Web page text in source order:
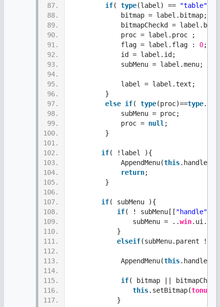
87.
88.
89.
90.
91.
92.
93.
94.
95.
96.
97.
98.
99.
100.
101.
102.
103.
104.
105.
106.
107.
108.
109.
110.
111.
112.
113.
114.
115.
116.
117.
if( type(label) == "table"
             bitmap = label.bitmap;
bitmapCheckd =
             proc = label.proc ;
             flag = label.flag :
0;
             id = label.id;
             subMenu = label.menu;
             label = label.text;
         }
else if( type(proc)==type.
             subMenu = proc;
             proc =
null ;
         }
if( !label ){
             AppendMenu(
this
return;
         }
if( subMenu ){
if( ! subMenu[[ "handle"
                subMenu = ..
win
            }
elseif(subMenu.parent !=
             AppendMenu(
this
if( bitmap ||
this.setBitmap(
            }